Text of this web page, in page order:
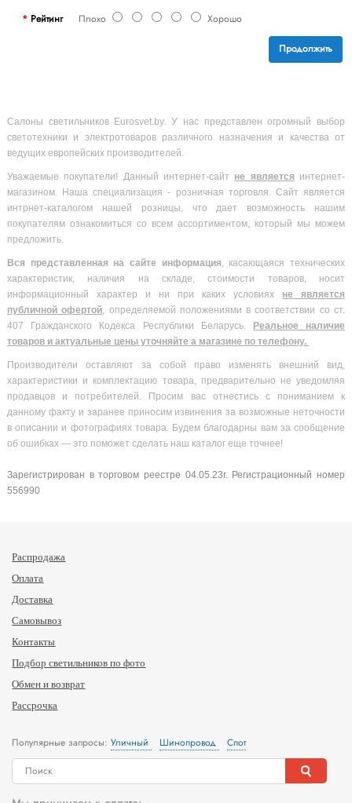
РейтингПлохо Хорошо
Продолжить
Салоны светильников Eurosvet.by. У нас представлен огромный выбор
светотехники и электротоваров различного назначения и качества от
ведущих европейских производителей.
Уважаемые покупатели! Данный интернет-сайт не является интернет-
магазином. Наша специализация - розничная торговля. Сайт является
интрнет-каталогом нашей розницы, что дает возможность нашим
покупателям ознакомиться со всем ассортиментом, который мы можем
предложить.
Вся представленная на сайте информация, касающаяся технических
характеристик, наличия на складе, стоимости товаров, носит
информационный характер и ни при каких условиях не является
публичной офертой, определяемой положениями в соответствии со ст.
407 Гражданского Кодекса Республики Беларусь.
Реальное наличие
товаров и актуальные цены уточняйте а магазине по телефону.
Производители оставляют за собой право изменять внешний вид,
характеристики и комплектацию товара, предварительно не уведомляя
продавцов и потребителей. Просим вас отнестись с пониманием к
данному факту и заранее приносим извинения за возможные неточности
в описании и фотографиях товара. Будем благодарны вам за сообщение
об ошибках — это поможет сделать наш каталог еще точнее!
Зарегистрирован в торговом реестре 04.05.23г. Регистрационный номер
556990
Распродажа
Оплата
Доставка
Самовывоз
Контакты
Подбор светильников по фото
Обмен и возврат
Рассрочка
Популярные запросы:Уличный Шинопровод Спот